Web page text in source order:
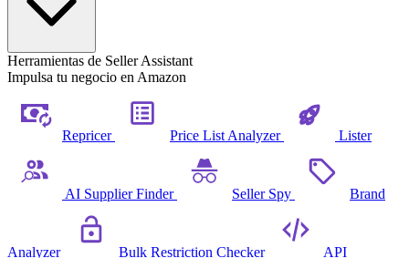
Herramientas de Seller Assistant
Impulsa tu negocio en Amazon
Repricer Price List Analyzer Lister
AI Supplier Finder Seller Spy Brand
Analyzer Bulk Restriction Checker
API